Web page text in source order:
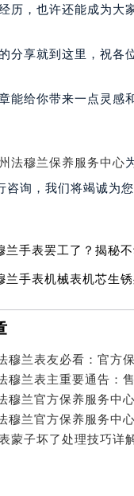
黑龙江省伊春市伊
吉林省白山市浑江
吉林省辽源市龙山
吉林省松原市宁江
吉林省通化市东昌
辽宁省朝阳市双塔
辽宁省阜新市海州
辽宁省葫芦岛市连
辽宁省锦州市古塔
辽宁省辽阳市白塔
辽宁省盘锦市兴隆
历，也许还能成为大
分享就到这里，祝各
能给你带来一点灵感
法穆兰保养服务中心
咨询，我们将竭诚为您
兰手表罢工了？揭秘
兰手表机械表机芯生
穆兰表友必看：官方
穆兰表主重要通告：
蒙子坏了处理技巧详